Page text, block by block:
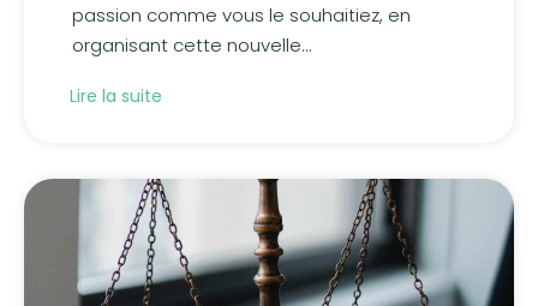
passion comme vous le souhaitiez, en
organisant cette nouvelle...
Lire la suite